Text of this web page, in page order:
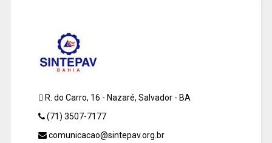
R. do Carro, 16 - Nazaré, Salvador - BA
(71) 3507-7177
comunicacao@sintepav.org.br